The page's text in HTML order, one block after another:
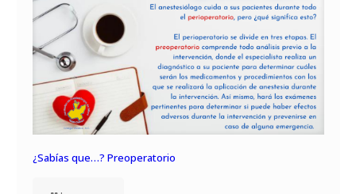
¿Sabías que…? Preoperatorio